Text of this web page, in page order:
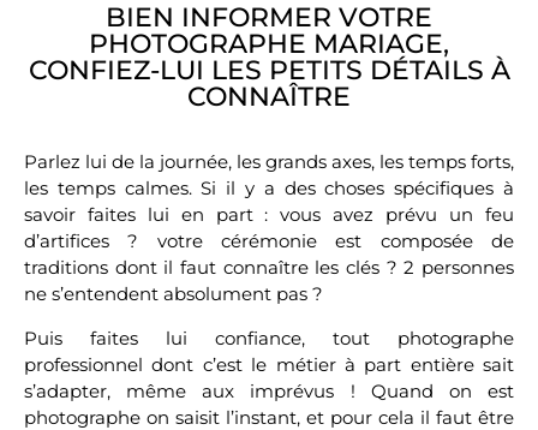
BIEN INFORMER VOTRE
PHOTOGRAPHE MARIAGE,
CONFIEZ-LUI LES PETITS DÉTAILS À
CONNAÎTRE
Parlez lui de la journée, les grands axes, les temps forts,
les temps calmes. Si il y a des choses spécifiques à
savoir faites lui en part : vous avez prévu un feu
d’artifices ? votre cérémonie est composée de
traditions dont il faut connaître les clés ? 2 personnes
ne s’entendent absolument pas ?
Puis faites lui confiance, tout photographe
professionnel dont c’est le métier à part entière sait
s’adapter, même aux imprévus ! Quand on est
photographe on saisit l’instant, et pour cela il faut être